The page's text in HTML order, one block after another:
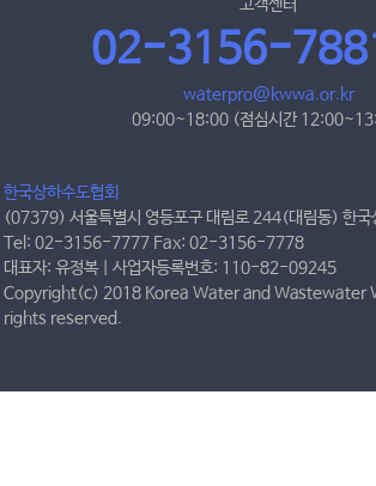
한국상하수도협회
(07379) 서울특별시 영등포구 대림로 244(대림동) 한국
Tel: 02-3156-7777 Fax: 02-3156-7778
대표자: 유정복 | 사업자등록번호: 110-82-09245
Copyright(c) 2018 Korea Water and Wastewater
rights reserved.
고객센터
02-3156-
waterpro@kwwa.or.kr
09:00~18:00 (점심시간